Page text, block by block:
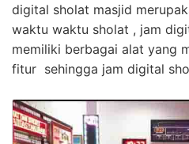
digital sholat masjid
waktu waktu sholat , jam
memiliki berbagai alat yang
fitur sehingga jam digital